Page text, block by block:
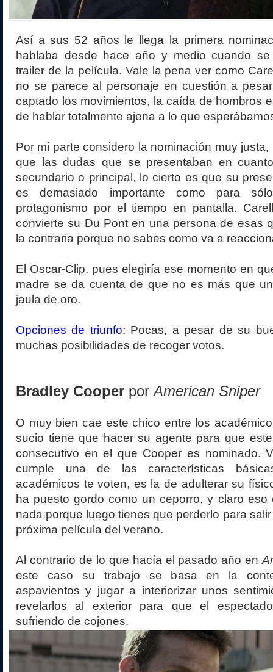
Así a sus 52 años le llega la primera
hablaba desde hace año y medio cuando
trailer de la película. Vale la pena ver como
no se parece al personaje en cuestión a
captado los movimientos, la caída de hombros
de hablar totalmente ajena a lo que
Por mi parte considero la nominación muy
que las dudas que se presentaban en
secundario o principal, lo cierto es que su
es demasiado importante como para
protagonismo por el tiempo en pantalla.
convierte su Du Pont en una persona de esas
la contraria porque no sabes como va a
El Oscar-Clip, pues elegiría ese momento en
madre se da cuenta de que no es más que
jaula de oro.
Opciones de triunfo: Pocas, a pesar de su
muchas posibilidades de recoger votos.
Bradley Cooper porAmerican Sniper
O muy bien cae este chico entre los
sucio tiene que hacer su agente para que
consecutivo en el que Cooper es nominado.
cumple una de las características
académicos te voten, es la de adulterar su
ha puesto gordo como un ceporro, y claro eso
nada porque luego tienes que perderlo para
próxima película del verano.
Al contrario de lo que hacía el pasado año en
este caso su trabajo se basa en la
aspavientos y jugar a interiorizar unos
revelarlos al exterior para que el
sufriendo de cojones.